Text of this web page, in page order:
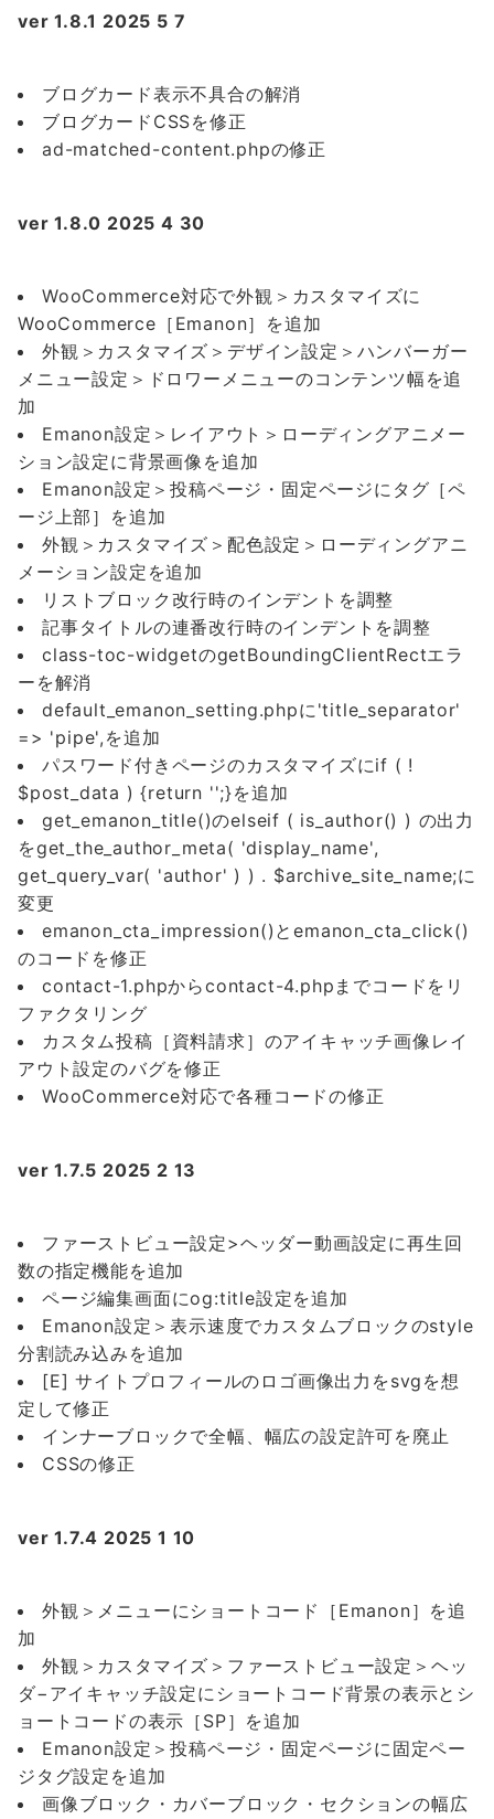
ver 1.8.1 2025 5 7
ブログカード表示不具合の解消
ブログカードCSSを修正
ad-matched-content.phpの修正
ver 1.8.0 2025 4 30
WooCommerce対応で外観＞カスタマイズに
WooCommerce［Emanon］を追加
外観＞カスタマイズ＞デザイン設定＞ハンバーガー
メニュー設定＞ドロワーメニューのコンテンツ幅を追
加
Emanon設定＞レイアウト＞ローディングアニメー
ション設定に背景画像を追加
Emanon設定＞投稿ページ・固定ページにタグ［ペ
ージ上部］を追加
外観＞カスタマイズ＞配色設定＞ローディングアニ
メーション設定を追加
リストブロック改行時のインデントを調整
記事タイトルの連番改行時のインデントを調整
class-toc-widgetのgetBoundingClientRectエラ
ーを解消
default_emanon_setting.phpに'title_separator'
=> 'pipe',を追加
パスワード付きページのカスタマイズにif ( !
$post_data ) {return '';}を追加
get_emanon_title()のelseif ( is_author() ) の出力
をget_the_author_meta( 'display_name',
get_query_var( 'author' ) ) . $archive_site_name;に
変更
emanon_cta_impression()とemanon_cta_click()
のコードを修正
contact-1.phpからcontact-4.phpまでコードをリ
ファクタリング
カスタム投稿［資料請求］のアイキャッチ画像レイ
アウト設定のバグを修正
WooCommerce対応で各種コードの修正
ver 1.7.5 2025 2 13
ファーストビュー設定>ヘッダー動画設定に再生回
数の指定機能を追加
ページ編集画面にog:title設定を追加
Emanon設定＞表示速度でカスタムブロックのstyle
分割読み込みを追加
[E] サイトプロフィールのロゴ画像出力をsvgを想
定して修正
インナーブロックで全幅、幅広の設定許可を廃止
CSSの修正
ver 1.7.4 2025 1 10
外観＞メニューにショートコード［Emanon］を追
加
外観＞カスタマイズ＞ファーストビュー設定＞ヘッ
ダ−アイキャッチ設定にショートコード背景の表示とシ
ョートコードの表示［SP］を追加
Emanon設定＞投稿ページ・固定ページに固定ペー
ジタグ設定を追加
画像ブロック・カバーブロック・セクションの幅広